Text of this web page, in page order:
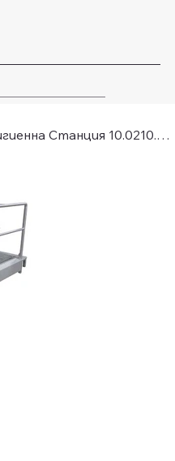
Двупроходна Компактна Хигиенна Станция 10.0210.00